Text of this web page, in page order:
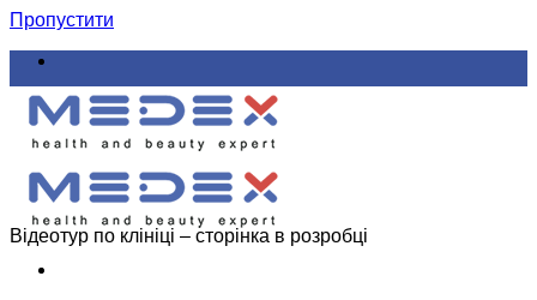
Пропустити
Відеотур по клініці – сторінка в розробці